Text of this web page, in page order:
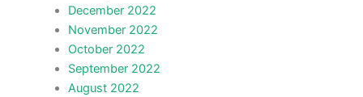
December 2022
November 2022
October 2022
September 2022
August 2022